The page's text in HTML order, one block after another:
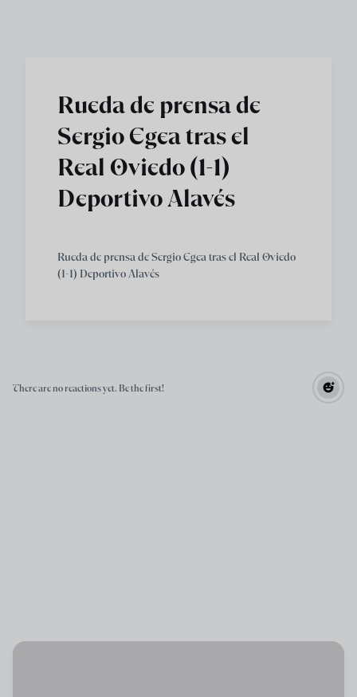
Rueda de prensa de
Sergio Egea tras el
Real Oviedo (1-1)
Deportivo Alavés
Rueda de prensa de Sergio Egea tras el Real Oviedo
(1-1) Deportivo Alavés
There are no reactions yet. Be the first!